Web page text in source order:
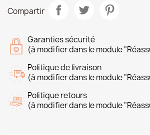
Compartir
Garanties sécurité
(à modifier dans le module
Politique de livraison
(à modifier dans le module
Politique retours
(à modifier dans le module